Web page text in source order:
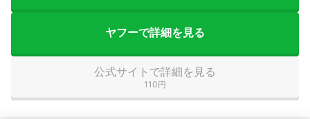
ヤフーで詳細を見る
公式サイトで詳細を見る
110円